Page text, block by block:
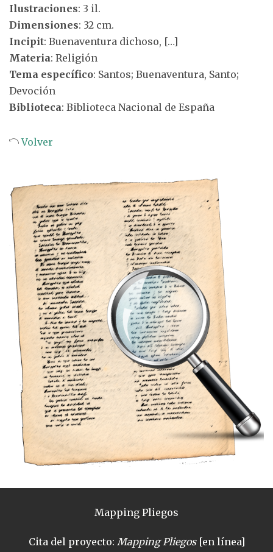
Ilustraciones: 3 il.
Dimensiones: 32 cm.
Incipit: Buenaventura dichoso, […]
Materia: Religión
Tema específico: Santos; Buenaventura, Santo;
Devoción
Biblioteca: Biblioteca Nacional de España
Volver
Mapping Pliegos
Cita del proyecto: Mapping Pliegos[en línea]